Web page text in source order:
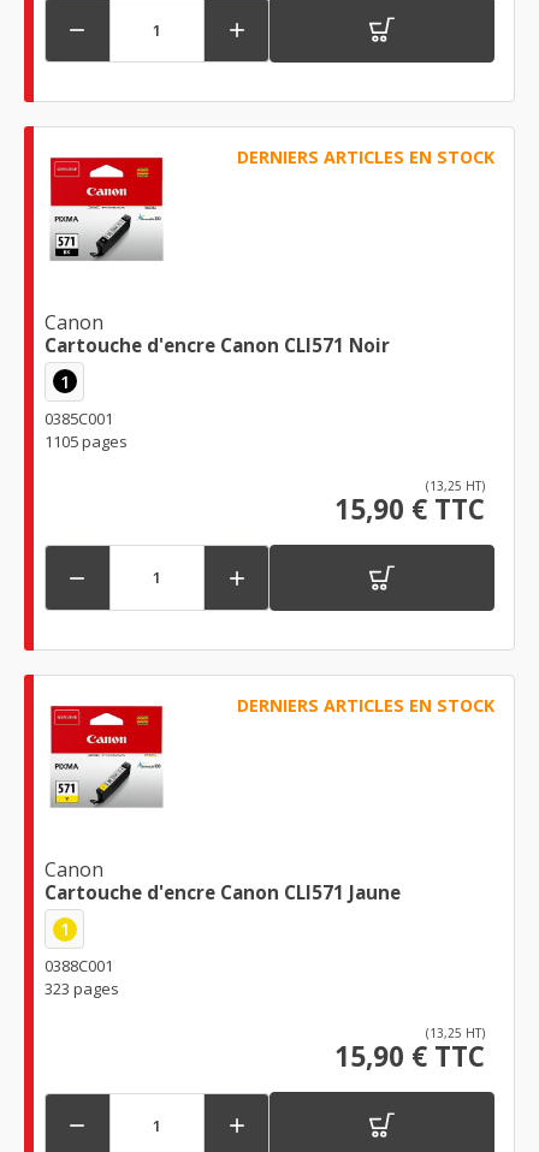
 
DERNIERS ARTICLES EN STOCK
Canon
Cartouche d'encre Canon CLI571 Noir
1
0385C001
1105 pages
(13,25 HT)
15,90 € TTC
 
DERNIERS ARTICLES EN STOCK
Canon
Cartouche d'encre Canon CLI571 Jaune
1
0388C001
323 pages
(13,25 HT)
15,90 € TTC
 